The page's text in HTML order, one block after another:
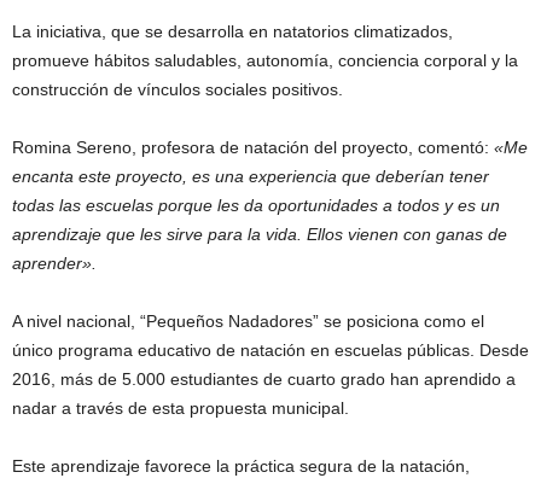
La iniciativa, que se desarrolla en natatorios climatizados,
promueve hábitos saludables, autonomía, conciencia corporal y la
construcción de vínculos sociales positivos.
Romina Sereno, profesora de natación del proyecto, comentó: «Me
encanta este proyecto, es una experiencia que deberían tener
todas las escuelas porque les da oportunidades a todos y es un
aprendizaje que les sirve para la vida. Ellos vienen con ganas de
aprender».
A nivel nacional, “Pequeños Nadadores” se posiciona como el
único programa educativo de natación en escuelas públicas. Desde
2016, más de 5.000 estudiantes de cuarto grado han aprendido a
nadar a través de esta propuesta municipal.
Este aprendizaje favorece la práctica segura de la natación,